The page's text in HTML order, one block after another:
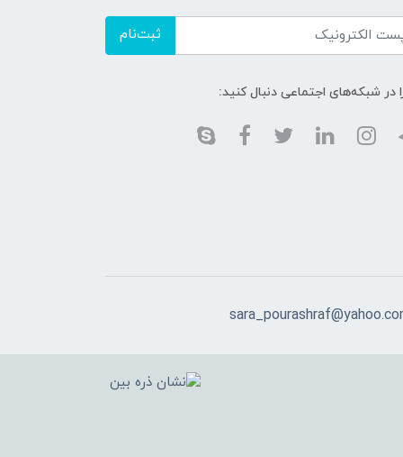
ثبت‌نام
در شبکه‌های اجتماعی دنبال کنید: